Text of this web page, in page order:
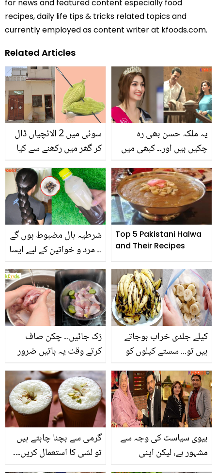
for news and featured content especially food
recipes, daily life tips & tricks related topics and
currently employed as content writer at kfoods.com.
Related Articles
سوئی میں 2 الائچیاں ڈال
کر گھر میں رکھنے سے کیا
کرنا چاہیے؟
یہ ملکہ حسن بھی رہ
چکیں ہیں اور۔۔ کبھی میں
زندگی کے چند دلچسپ
حقائق
شرطیہ بال مضبوط ہوں گے
۔۔ مرد و خواتین کے لیے ایسا
آپ کے بال مضبوط اور
گھنے کردے گا
Top 5 Pakistani Halwa
and Their Recipes
رُک جائیں۔۔ چکن صاف
کرتے وقت یہ باتیں ضرور
کیلے جلدی خراب ہوجاتے
ہیں تو... سستے کیلوں کو
طریقے جو انہیں کبھی کالا
نہیں ہونے دیں گے
گرمی سے بچنا چاہتے ہیں
تو لسّی کا استعمال کریں۔۔۔
بیوی سیاست کی وجہ سے
مشہور ہے، لیکن اپنی